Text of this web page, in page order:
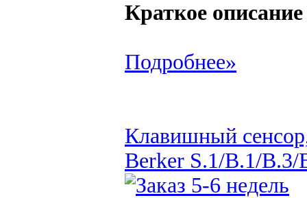
Краткое описание
Подробнее»
Клавишный
Berker S.1/B.1/B.3/